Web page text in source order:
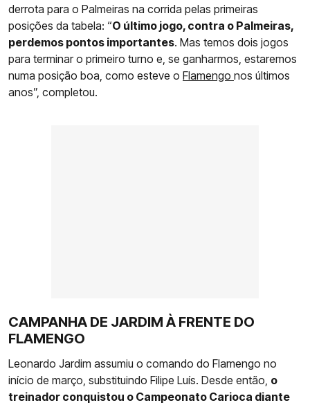
derrota para o Palmeiras na corrida pelas primeiras
posições da tabela: “O último jogo, contra o Palmeiras,
perdemos pontos importantes. Mas temos dois jogos
para terminar o primeiro turno e, se ganharmos, estaremos
numa posição boa, como esteve o Flamengo nos últimos
anos”, completou.
CAMPANHA DE JARDIM À FRENTE DO
FLAMENGO
Leonardo Jardim assumiu o comando do Flamengo no
início de março, substituindo Filipe Luís. Desde então, o
treinador conquistou o Campeonato Carioca diante